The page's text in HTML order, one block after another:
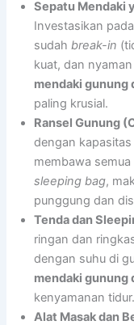
Sepatu Mendaki
Investasikan
sudahbreak-in
kuat, dan
mendaki gunung
paling krusial.
Ransel Gunung
dengan
membawa
sleeping bag,
punggung dan
Tenda dan
ringan dan
dengan suhu di
mendaki gunung
kenyamanan tidur.
Alat Masak dan